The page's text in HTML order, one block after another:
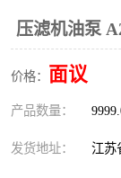
压滤机油泵
价格： 面议
产品数量：
发货地址： 江苏